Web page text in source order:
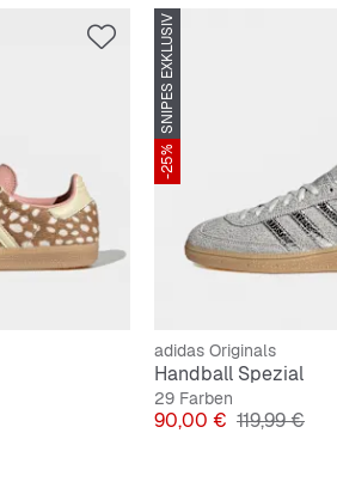
SNIPES EXKLUSIV
-25%
adidas Originals
Handball Spezial
29 Farben
Preis
90,00 € Originalpreis
119,99 €